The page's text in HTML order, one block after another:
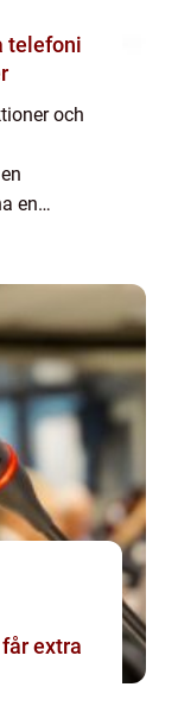
och
en